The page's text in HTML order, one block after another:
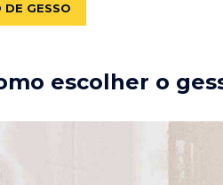
DE GESSO
escolher o